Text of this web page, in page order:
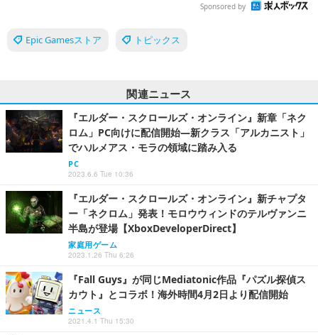
Sponsored by
Epic Gamesストア トピックス
関連ニュース
『エルダー・スクロールズ・オンライン』新章「ネク
ロム」PC向けに配信開始―新クラス「アルカニスト」
でハルメアス・モラの領域に踏み入る
PC
2023.6.6 Tue 10:36
『エルダー・スクロールズ・オンライン』新チャプタ
ー「ネクロム」発表！モロウウィンドのテルヴァンニ
半島が登場【XboxDeveloperDirect】
家庭用ゲーム
2023.1.26 Thu 6:26
『Fall Guys』が同じMediatonic作品『パズル探偵ス
カウト』とコラボ！海外時間4月2日より配信開始
ニュース
2021.4.1 Thu 15:30